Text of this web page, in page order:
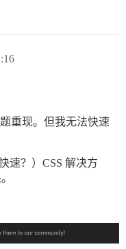
重现。但我无法快速
速？）CSS 解决方